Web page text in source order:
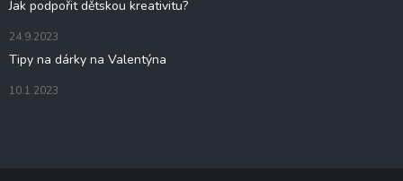
Jak podpořit dětskou kreativitu?
24.9.2023
Tipy na dárky na Valentýna
10.1.2023